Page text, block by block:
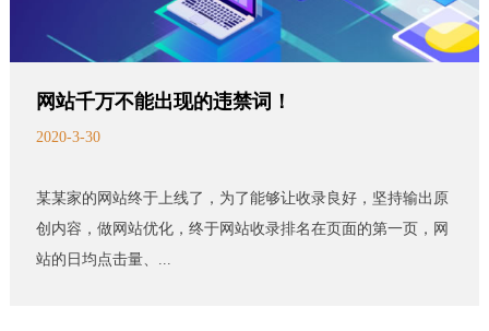
网站千万不能出现的违禁词！
2020-3-30
某某家的网站终于上线了，为了能够让收录良好，坚持输出原
创内容，做网站优化，终于网站收录排名在页面的第一页，网
站的日均点击量、...